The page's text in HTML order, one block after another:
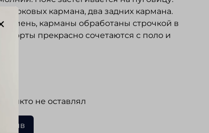
боковых кармана, два задних кармана.
ремень, карманы обработаны строчкой в
Шорты прекрасно сочетаются с поло и
никто не оставлял